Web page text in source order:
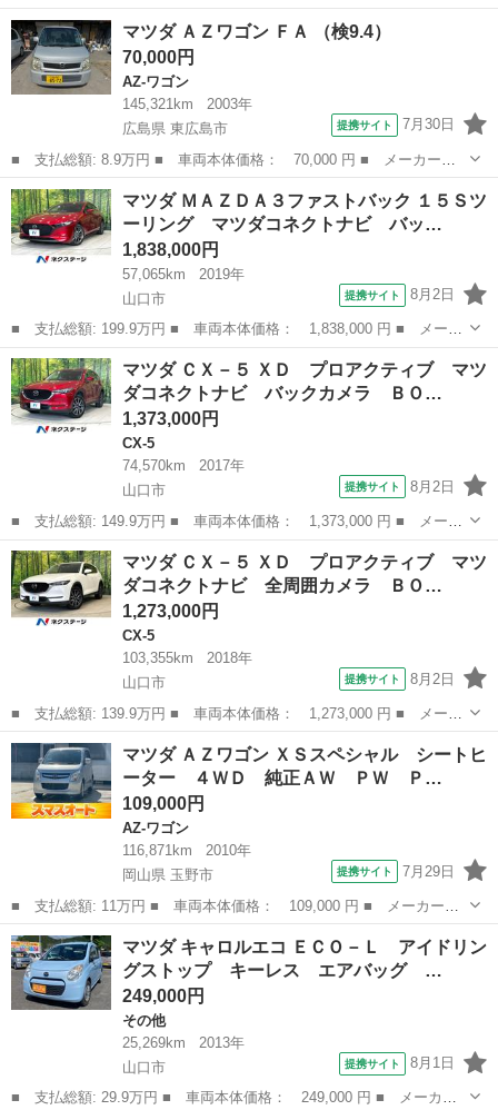
ー名： マツダ ■ 車種名： ＣＸ－５ ■ グレード名： ＸＤ エ
クスクルーシブモード マツダコネクトナビ 全周囲カメラ ＢＯＳ
Ｅサウン...
山口 山口市 CX-5
マツダ ＡＺワゴン ＦＡ （検9.4）
70,000円
AZ-ワゴン
145,321km
2003年
広島県 東広島市
提携サイト 7月30日
■ 支払総額: 8.9万円 ■ 車両本体価格： 70,000 円 ■ メーカー
名： マツダ ■ 車種名： ＡＺワゴン ■ グレード名： ＦＡ ■
排気量： 660cc ■ ドア枚数： 5D ■ ミッション： コラムAT ■...
広島 東広島市 AZ-ワゴン
マツダ ＭＡＺＤＡ３ファストバック １５Ｓツ
ーリング マツダコネクトナビ バッ…
1,838,000円
57,065km
2019年
山口市
提携サイト 8月2日
■ 支払総額: 199.9万円 ■ 車両本体価格： 1,838,000 円 ■ メーカ
ー名： マツダ ■ 車種名： ＭＡＺＤＡ３ファストバック ■ グレ
ード名： １５Ｓツーリング マツダコネクトナビ バックカメラ
スマート...
山口 山口市 マツダ
マツダ ＣＸ－５ ＸＤ プロアクティブ マツ
ダコネクトナビ バックカメラ ＢＯ…
1,373,000円
CX-5
74,570km
2017年
山口市
提携サイト 8月2日
■ 支払総額: 149.9万円 ■ 車両本体価格： 1,373,000 円 ■ メーカ
ー名： マツダ ■ 車種名： ＣＸ－５ ■ グレード名： ＸＤ プ
ロアクティブ マツダコネクトナビ バックカメラ ＢＯＳＥサウン
ド スマ...
山口 山口市 CX-5
マツダ ＣＸ－５ ＸＤ プロアクティブ マツ
ダコネクトナビ 全周囲カメラ ＢＯ…
1,273,000円
CX-5
103,355km
2018年
山口市
提携サイト 8月2日
■ 支払総額: 139.9万円 ■ 車両本体価格： 1,273,000 円 ■ メーカ
ー名： マツダ ■ 車種名： ＣＸ－５ ■ グレード名： ＸＤ プ
ロアクティブ マツダコネクトナビ 全周囲カメラ ＢＯＳＥサウン
ドシステ...
山口 山口市 CX-5
マツダ ＡＺワゴン ＸＳスペシャル シートヒ
ーター ４ＷＤ 純正ＡＷ ＰＷ Ｐ…
109,000円
AZ-ワゴン
116,871km
2010年
岡山県 玉野市
提携サイト 7月29日
■ 支払総額: 11万円 ■ 車両本体価格： 109,000 円 ■ メーカー
名： マツダ ■ 車種名： ＡＺワゴン ■ グレード名： ＸＳスペ
シャル シートヒーター ４ＷＤ 純正ＡＷ ＰＷ ＰＳ ■ 排気
量： 660cc...
岡山 玉野市 AZ-ワゴン
マツダ キャロルエコ ＥＣＯ－Ｌ アイドリン
グストップ キーレス エアバッグ …
249,000円
その他
25,269km
2013年
山口市
提携サイト 8月1日
■ 支払総額: 29.9万円 ■ 車両本体価格： 249,000 円 ■ メーカー